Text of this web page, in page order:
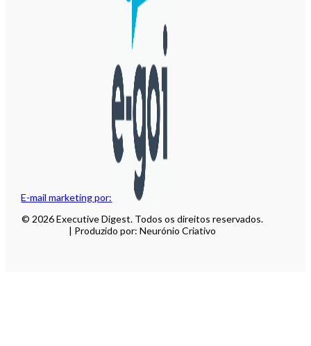
E-mail marketing por:
© 2026 Executive Digest. Todos os direitos reservados.
| Produzido por: Neurónio Criativo